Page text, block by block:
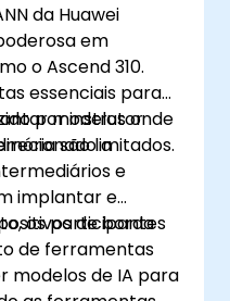
da Huawei
em
o Ascend 310.
essenciais para
modelos onde
são limitados.
por instrutor
a
e
implantar e
de borda
de ferramentas
os participantes
modelos de IA para